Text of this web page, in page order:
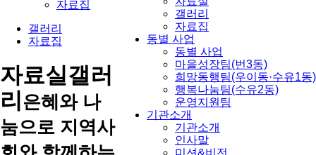
갤러리
자료집
동별 사업
동별 사업
마을성장팀(번3동)
희망동행팀(우이동·수유1동)
행복나눔팀(수유2동)
운영지원팀
기관소개
기관소개
인사말
미션&비전
자료집
갤러리
자료집
자료실갤러
리은혜와 나
눔으로 지역사